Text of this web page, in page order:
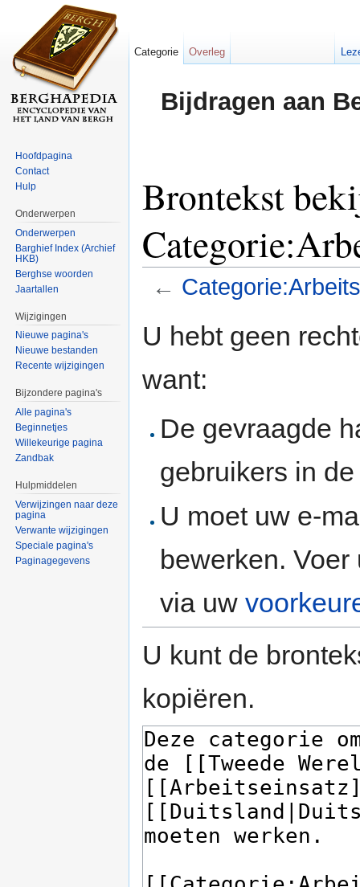
Bijdragen aan
Brontekst
←
U hebt geen
want:
De gevraagde
gebruikers in
U moet uw e-
bewerken.
via uw
U kunt de
kopiëren.
Categorie Overleg
Hoofdpagina
Contact
Hulp
Onderwerpen
Onderwerpen
Barghief Index (Archief
HKB)
Berghse woorden
Jaartallen
Wijzigingen
Nieuwe pagina's
Nieuwe bestanden
Recente wijzigingen
Bijzondere pagina's
Alle pagina's
Beginnetjes
Willekeurige pagina
Zandbak
Hulpmiddelen
Verwijzingen naar deze
pagina
Verwante wijzigingen
Speciale pagina's
Paginagegevens